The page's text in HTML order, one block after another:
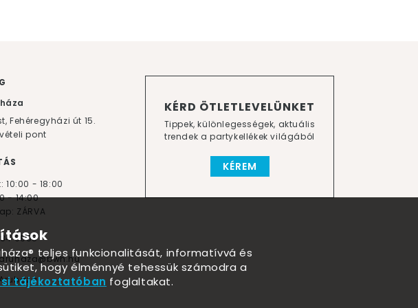
KÉRD ÖTLETLEVELÜNKET
Tippek, különlegességek, aktuális
trendek a partykellékek világából
KÉREM
Fehéregyházi út 15.
pont
10:00 - 18:00
- 14:00
ZÁRVA
6955
teljes funkcionalitását, informatívvá és
hogy élménnyé tehessük számodra a
tájékoztatóban foglaltakat.